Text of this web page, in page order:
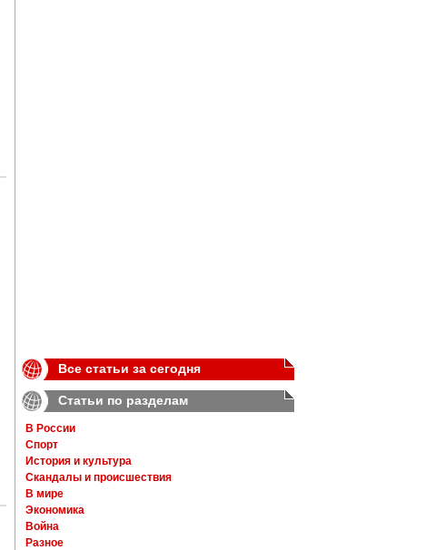
Все статьи за сегодня
Статьи по разделам
В России
Спорт
История и культура
Скандалы и происшествия
В мире
Экономика
Война
Разное